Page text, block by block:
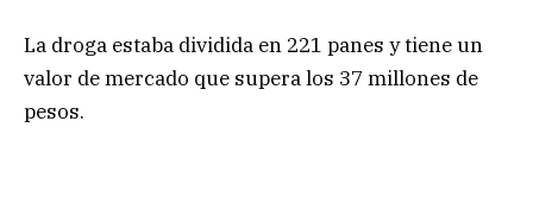
La droga estaba dividida en 221 panes y tiene un
valor de mercado que supera los 37 millones de
pesos.